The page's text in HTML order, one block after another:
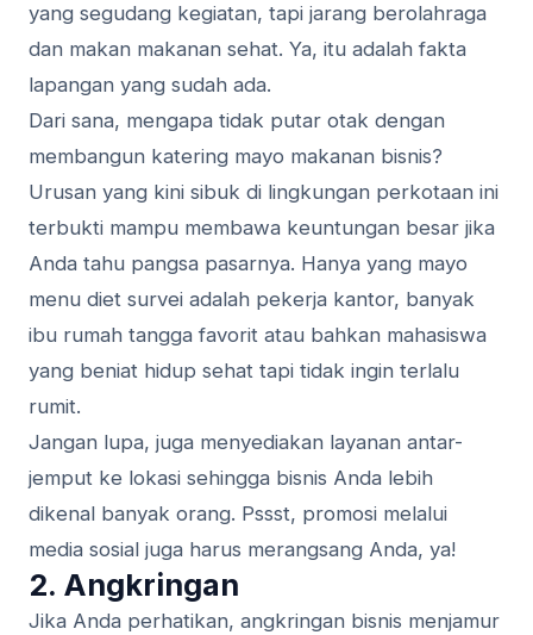
yang segudang kegiatan, tapi jarang berolahraga
dan makan makanan sehat. Ya, itu adalah fakta
lapangan yang sudah ada.
Dari sana, mengapa tidak putar otak dengan
membangun katering mayo makanan bisnis?
Urusan yang kini sibuk di lingkungan perkotaan ini
terbukti mampu membawa keuntungan besar jika
Anda tahu pangsa pasarnya. Hanya yang mayo
menu diet survei adalah pekerja kantor, banyak
ibu rumah tangga favorit atau bahkan mahasiswa
yang beniat hidup sehat tapi tidak ingin terlalu
rumit.
Jangan lupa, juga menyediakan layanan antar-
jemput ke lokasi sehingga bisnis Anda lebih
dikenal banyak orang. Pssst, promosi melalui
media sosial juga harus merangsang Anda, ya!
2. Angkringan
Jika Anda perhatikan, angkringan bisnis menjamur